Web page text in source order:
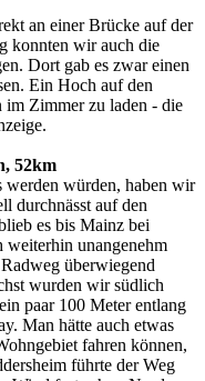
an einer Brücke auf der
konnten wir auch die
Dort gab es zwar einen
Ein Hoch auf den
im Zimmer zu laden - die
52km
werden würden, haben wir
durchnässt auf den
es bis Mainz bei
unangenehm
überwiegend
wurden wir südlich
paar 100 Meter entlang
Man hätte auch etwas
fahren können,
führte der Weg